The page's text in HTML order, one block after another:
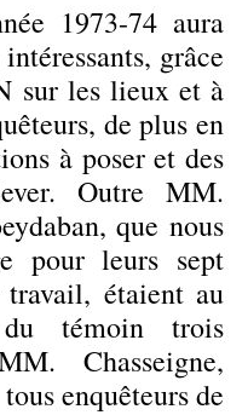
1973-74 aura
grâce
sur les lieux et à
de plus en
à poser et des
Outre MM.
que nous
pour leurs sept
étaient au
du témoin trois
Chasseigne,
enquêteurs de